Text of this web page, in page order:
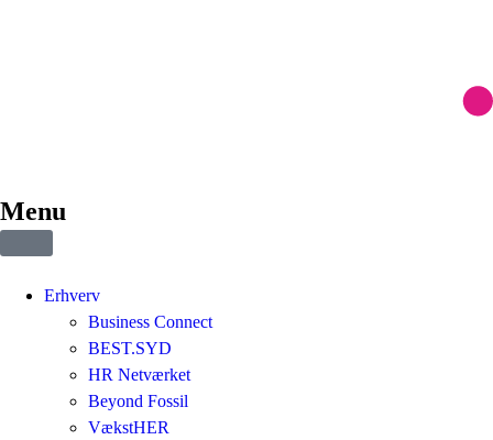
Menu
Erhverv
Business Connect
BEST.SYD
HR Netværket
Beyond Fossil
VækstHER